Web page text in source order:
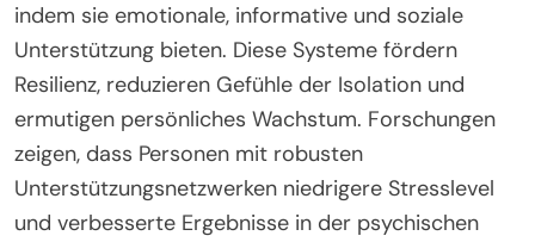
indem sie emotionale, informative und soziale
Unterstützung bieten. Diese Systeme fördern
Resilienz, reduzieren Gefühle der Isolation und
ermutigen persönliches Wachstum. Forschungen
zeigen, dass Personen mit robusten
Unterstützungsnetzwerken niedrigere Stresslevel
und verbesserte Ergebnisse in der psychischen